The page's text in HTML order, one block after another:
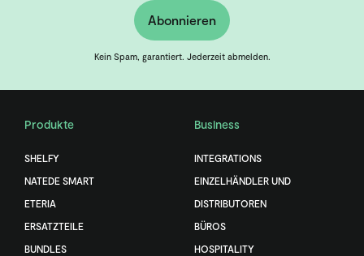
Abonnieren
Kein Spam, garantiert. Jederzeit abmelden.
Produkte
SHELFY
NATEDE SMART
ETERIA
ERSATZTEILE
BUNDLES
Business
INTEGRATIONS
EINZELHÄNDLER UND
DISTRIBUTOREN
BÜROS
HOSPITALITY